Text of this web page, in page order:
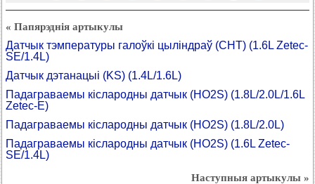
« Папярэднія артыкулы
Датчык тэмпературы галоўкі цыліндраў (СНТ) (1.6L Zetec-
SE/1.4L)
Датчык дэтанацыі (KS) (1.4L/1.6L)
Падаграваемы кіслародны датчык (HO2S) (1.8L/2.0L/1.6L
Zetec-E)
Падаграваемы кіслародны датчык (HO2S) (1.8L/2.0L)
Падаграваемы кіслародны датчык (HO2S) (1.6L Zetec-
SE/1.4L)
Наступныя артыкулы »